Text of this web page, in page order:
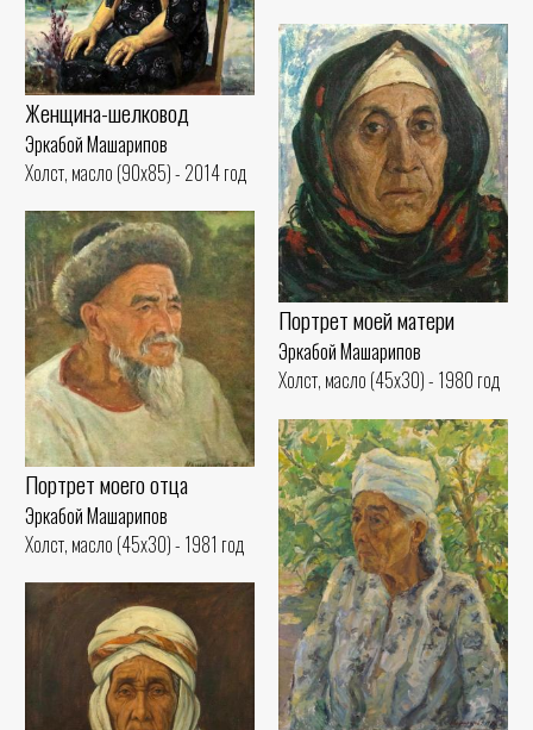
Женщина-шелковод
Эркабой Машарипов
Холст, масло (90x85) - 2014 год
Портрет моей матери
Эркабой Машарипов
Холст, масло (45x30) - 1980 год
Портрет моего отца
Эркабой Машарипов
Холст, масло (45x30) - 1981 год